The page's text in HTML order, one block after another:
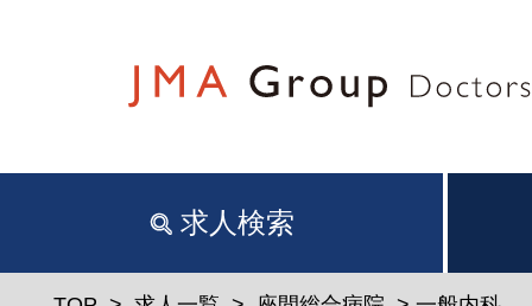
求人検索